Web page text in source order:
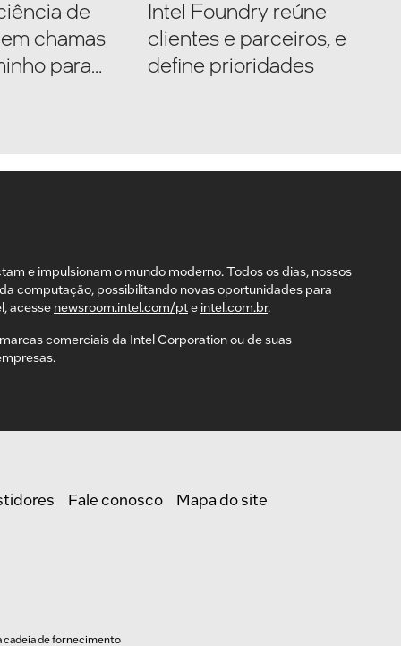
de
chamas
para
Intel Foundry reúne
clientes e parceiros, e
define prioridades
e impulsionam o mundo moderno. Todos os dias, nossos
computação, possibilitando novas oportunidades para
acesse newsroom.intel.com/pte intel.com.br.
comerciais da Intel Corporation ou de suas
Fale conosco
Mapa do site
cadeia de fornecimento